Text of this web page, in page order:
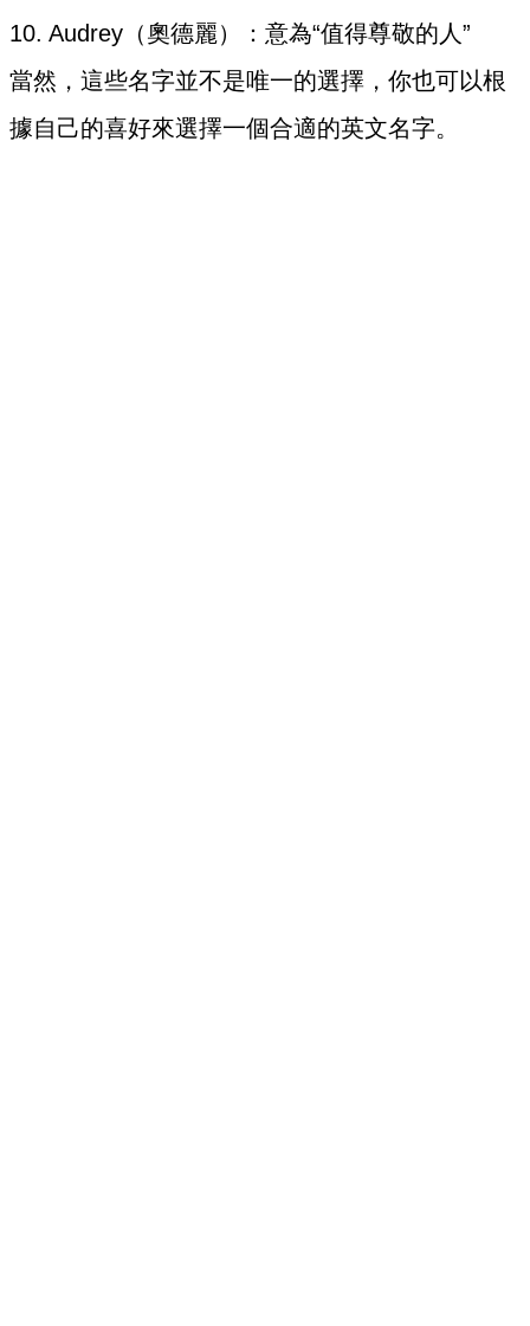
10. Audrey（奧德麗）：意為“值得尊敬的人”
當然，這些名字並不是唯一的選擇，你也可以根
據自己的喜好來選擇一個合適的英文名字。